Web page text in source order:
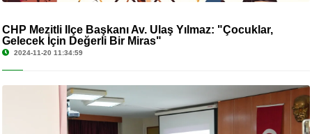
CHP Mezitli İlçe Başkanı Av. Ulaş Yılmaz: "Çocuklar,
Gelecek İçin Değerli Bir Miras"
2024-11-20 11:34:59